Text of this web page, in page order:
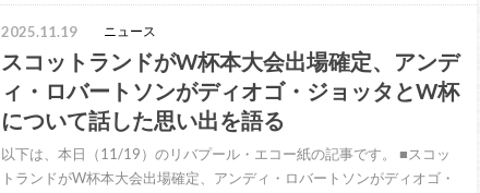
2025.11.19 ニュース
スコットランドがW杯本大会出場確定、アンデ
ィ・ロバートソンがディオゴ・ジョッタとW杯
について話した思い出を語る
以下は、本日（11/19）のリバプール・エコー紙の記事です。 ■スコッ
トランドがW杯本大会出場確定、アンディ・ロバートソンがディオゴ・